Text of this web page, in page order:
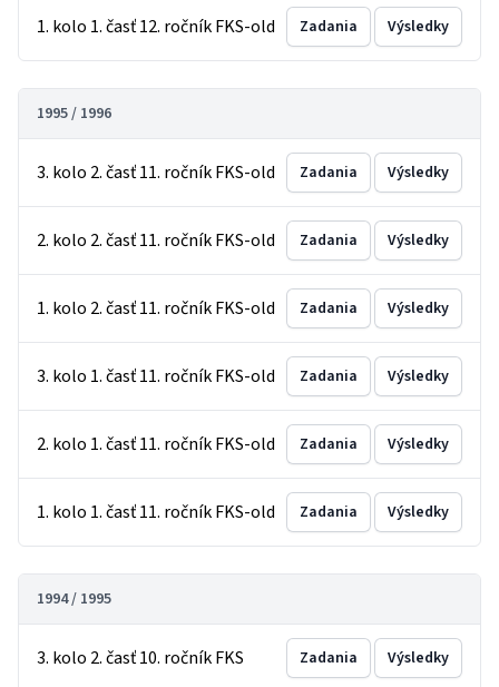
1. kolo 1. časť 12. ročník FKS-old Zadania Výsledky
1995 / 1996
3. kolo 2. časť 11. ročník FKS-old Zadania Výsledky
2. kolo 2. časť 11. ročník FKS-old Zadania Výsledky
1. kolo 2. časť 11. ročník FKS-old Zadania Výsledky
3. kolo 1. časť 11. ročník FKS-old Zadania Výsledky
2. kolo 1. časť 11. ročník FKS-old Zadania Výsledky
1. kolo 1. časť 11. ročník FKS-old Zadania Výsledky
1994 / 1995
3. kolo 2. časť 10. ročník FKS Zadania Výsledky